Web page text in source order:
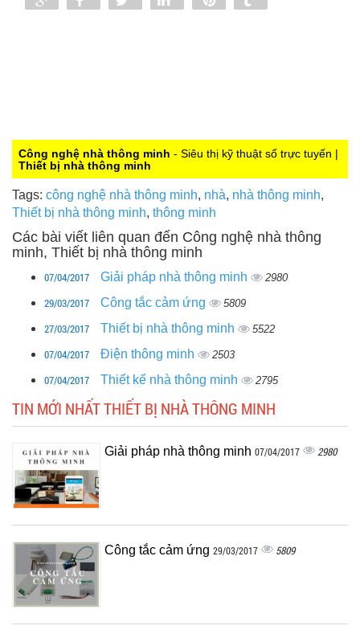
Công nghệ nhà thông minh - Siêu thị kỹ thuật số trực tuyến |
Thiết bị nhà thông minh
Tags: công nghệ nhà thông minh, nhà, nhà thông minh,
Thiết bị nhà thông minh, thông minh
Các bài viết liên quan đến Công nghệ nhà thông
minh, Thiết bị nhà thông minh
07/04/2017 Giải pháp nhà thông minh 2980
29/03/2017 Công tắc cảm ứng 5809
27/03/2017 Thiết bị nhà thông minh 5522
07/04/2017 Điện thông minh 2503
07/04/2017 Thiết kế nhà thông minh 2795
TIN MỚI NHẤT THIẾT BỊ NHÀ THÔNG MINH
Giải pháp nhà thông minh 07/04/2017 2980
Công tắc cảm ứng 29/03/2017 5809